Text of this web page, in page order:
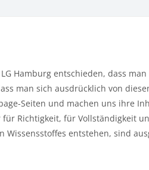
Hamburg entschieden, dass
man sich ausdrücklich von
Seiten und machen uns ihre
Richtigkeit, für Vollständigkeit
entstehen, sind